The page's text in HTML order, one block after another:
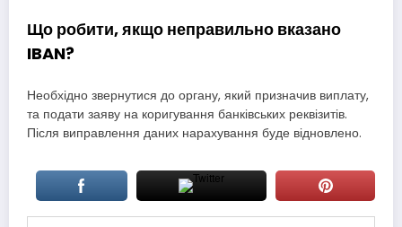
Що робити, якщо неправильно вказано
IBAN?
Необхідно звернутися до органу, який призначив виплату,
та подати заяву на коригування банківських реквізитів.
Після виправлення даних нарахування буде відновлено.